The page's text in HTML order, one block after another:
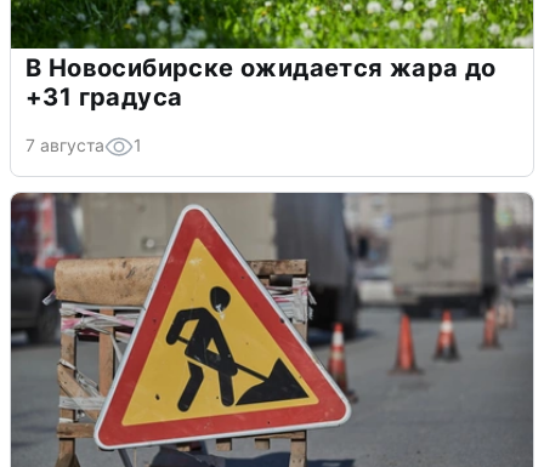
В Новосибирске ожидается жара до
+31 градуса
7 августа 1